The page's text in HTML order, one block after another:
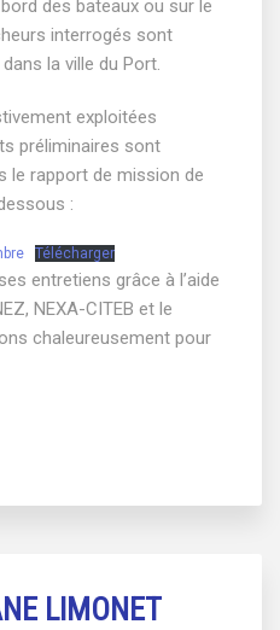
des bateaux ou sur le
interrogés sont
la ville du Port.
exploitées
préliminaires sont
le rapport de mission de
:
Télécharger
entretiens grâce à l’aide
NEXA-CITEB et le
chaleureusement pour
LIMONET